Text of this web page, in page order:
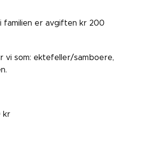
familien er avgiften kr 200
vi som: ektefeller/samboere,
kr